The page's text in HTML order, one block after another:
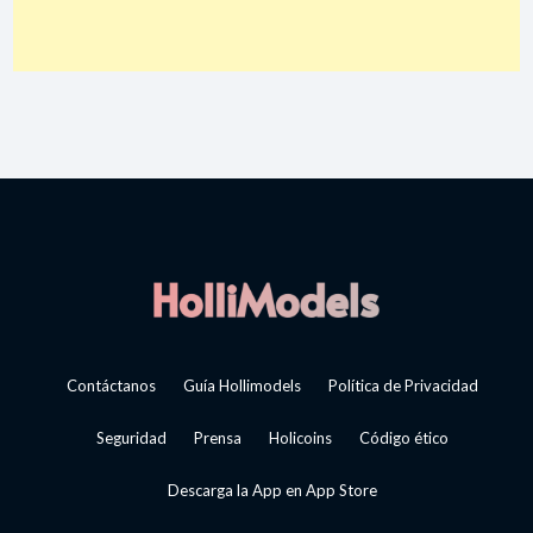
Contáctanos Guía Hollimodels Política de Privacidad
Seguridad Prensa Holicoins Código ético
Descarga la App en App Store